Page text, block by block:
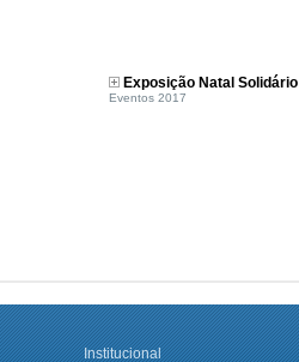
Exposição Natal Solidário
Eventos 2017
Institucional